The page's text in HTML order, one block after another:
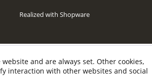
Realized with Shopware
and are always set. Other cookies,
interaction with other websites and social